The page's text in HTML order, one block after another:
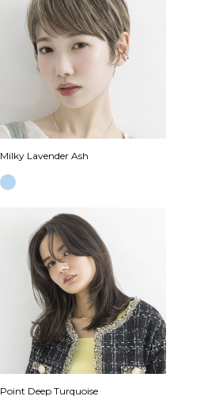
Milky Lavender Ash
Point Deep Turquoise